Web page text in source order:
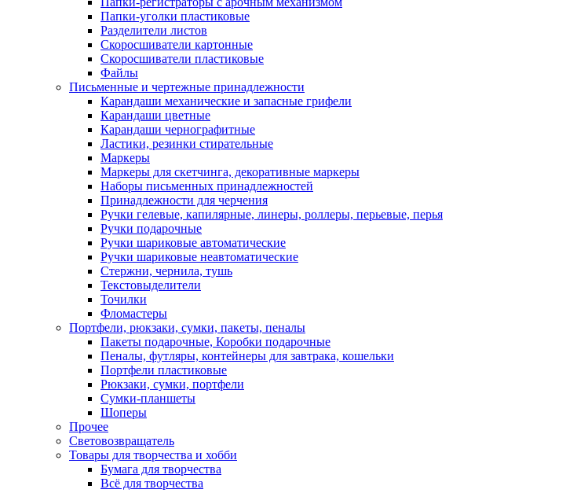
Папки-уголки пластиковые
Разделители листов
Скоросшиватели картонные
Скоросшиватели пластиковые
Файлы
Письменные и чертежные принадлежности
Карандаши механические и запасные грифели
Карандаши цветные
Карандаши чернографитные
Ластики, резинки стирательные
Маркеры
Маркеры для скетчинга, декоративные маркеры
Наборы письменных принадлежностей
Принадлежности для черчения
Ручки гелевые, капилярные, линеры, роллеры, перьевые, перья
Ручки подарочные
Ручки шариковые автоматические
Ручки шариковые неавтоматические
Стержни, чернила, тушь
Текстовыделители
Точилки
Фломастеры
Портфели, рюкзаки, сумки, пакеты, пеналы
Пакеты подарочные, Коробки подарочные
Пеналы, футляры, контейнеры для завтрака, кошельки
Портфели пластиковые
Рюкзаки, сумки, портфели
Сумки-планшеты
Шоперы
Прочее
Световозвращатель
Товары для творчества и хобби
Бумага для творчества
Всё для творчества